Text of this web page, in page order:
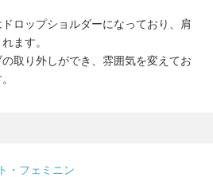
ロップショルダーになっており、肩
ます。
取り外しができ、雰囲気を変えてお
・フェミニン